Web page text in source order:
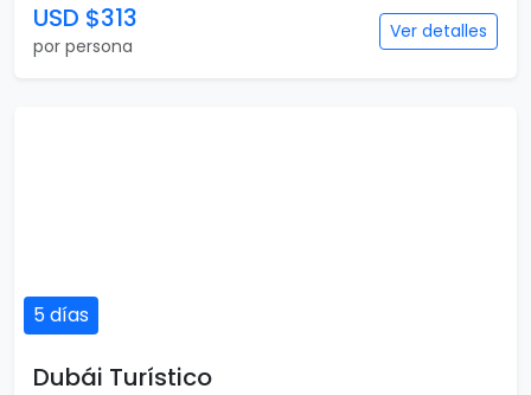
USD $313
por persona
Ver detalles
5 días
Dubái Turístico